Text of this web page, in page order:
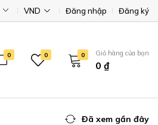
VND Đăng nhập Đăng ký
0 0 0 Giỏ hàng của bạn
0 ₫
Đã xem gần đây